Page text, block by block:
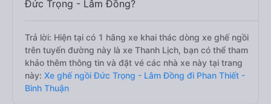
Đức Trọng - Lâm Đồng?
Trả lời: Hiện tại có 1 hãng xe khai thác dòng xe ghế ngồi
trên tuyến đường này là xe Thanh Lịch, bạn có thể tham
khảo thêm thông tin và đặt vé các nhà xe này tại trang
này: Xe ghế ngồi Đức Trọng - Lâm Đồng đi Phan Thiết -
Bình Thuận